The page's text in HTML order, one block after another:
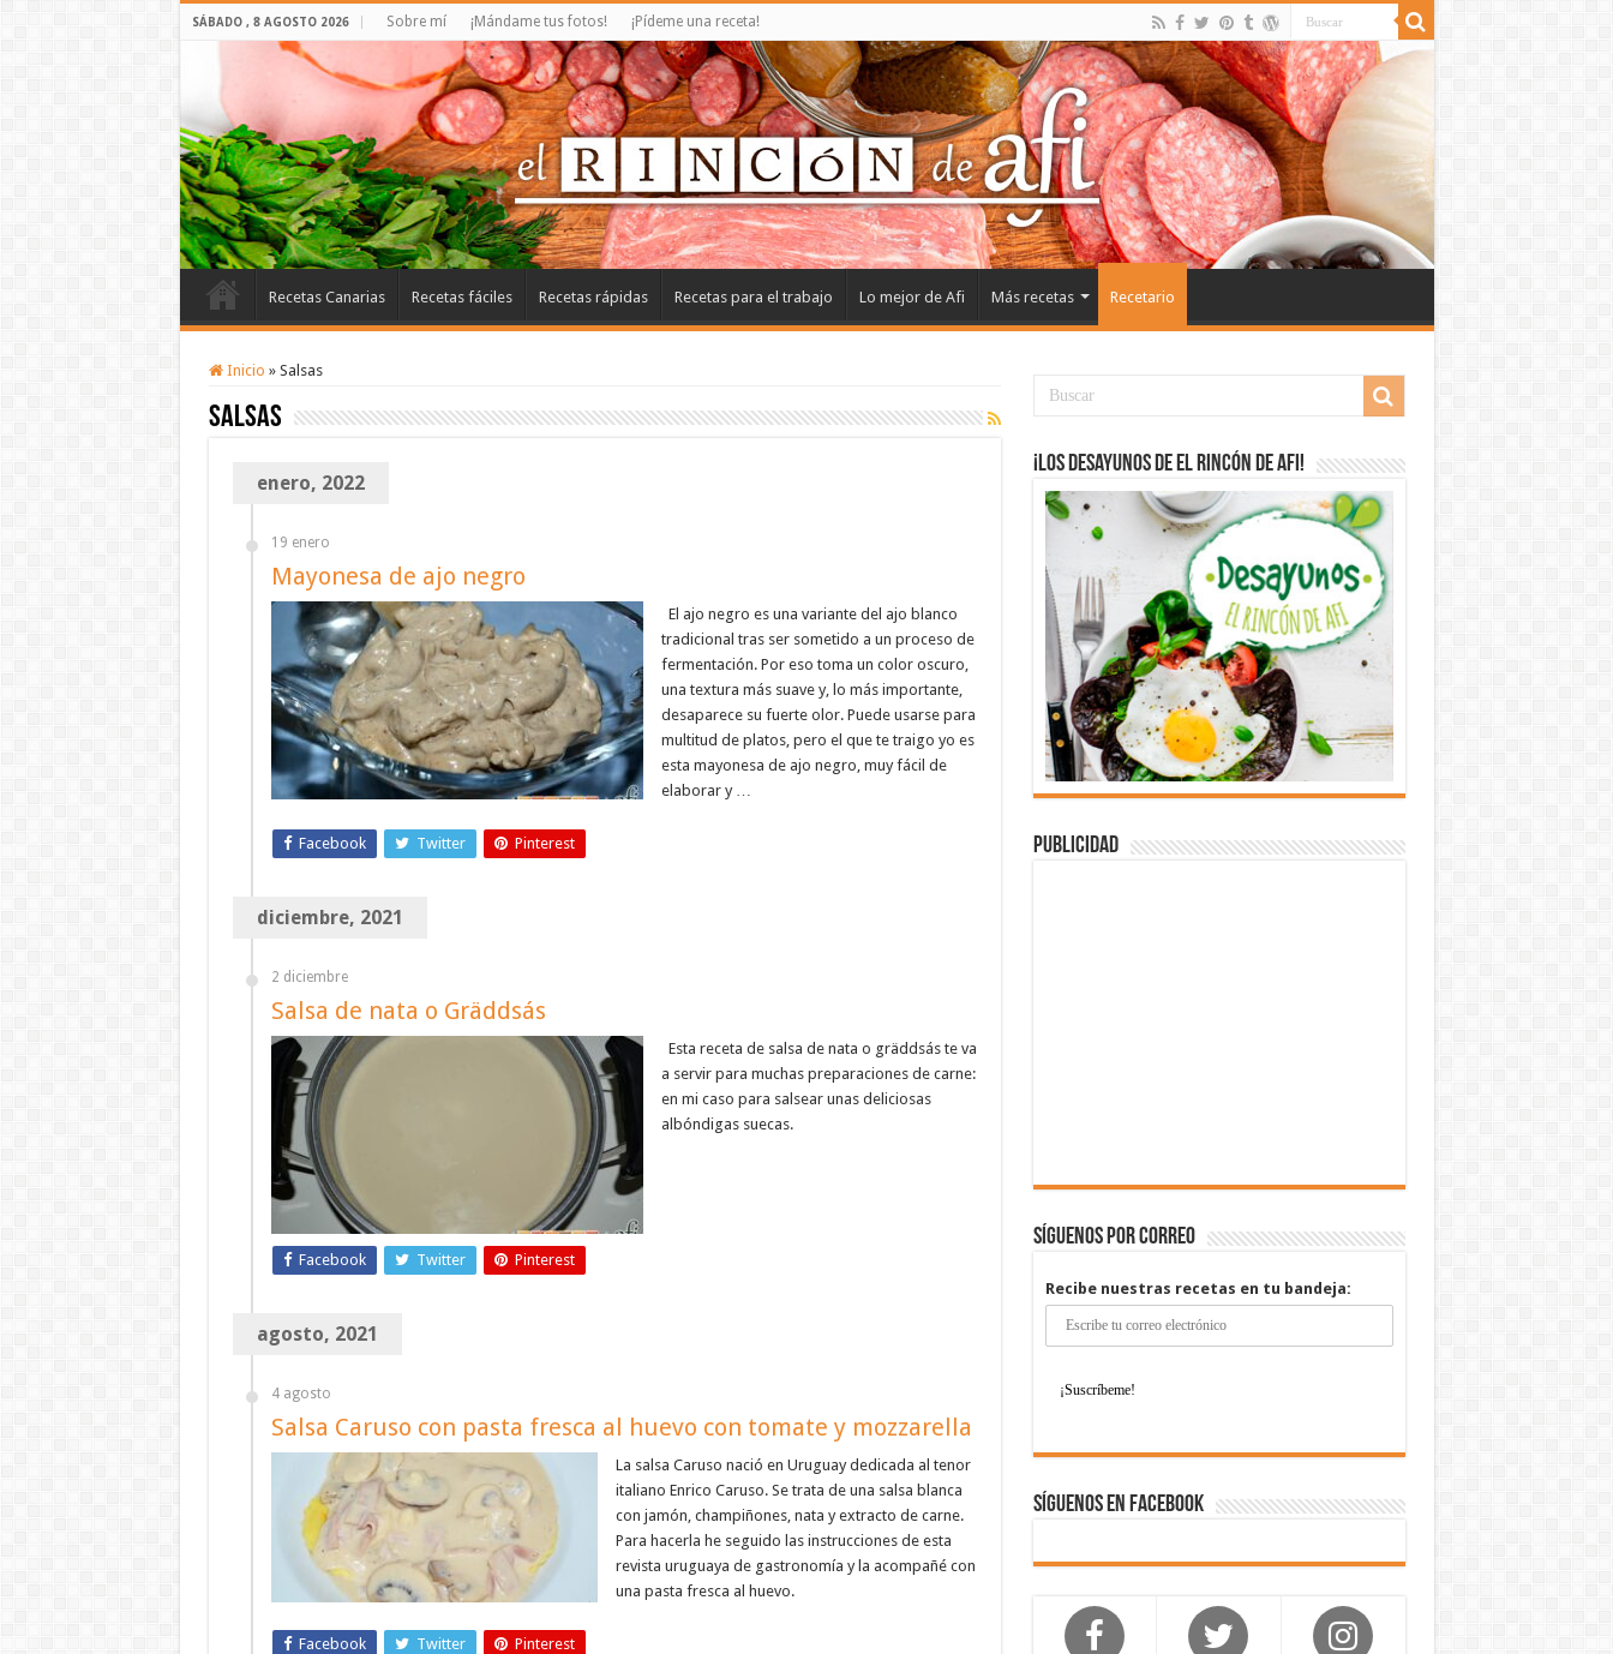
SÁBADO , 8 AGOSTO 2026 Sobre mí ¡Mándame tus fotos! ¡Pídeme una receta!
Recetas Canarias Recetas fáciles Recetas rápidas Recetas para el trabajo Lo mejor de Afi Más recetas Recetario
Inicio » Salsas
Salsas
enero, 2022
19 enero
Mayonesa de ajo negro
El ajo negro es una variante del ajo blanco
tradicional tras ser sometido a un proceso de
fermentación. Por eso toma un color oscuro,
una textura más suave y, lo más importante,
desaparece su fuerte olor. Puede usarse para
multitud de platos, pero el que te traigo yo es
esta mayonesa de ajo negro, muy fácil de
elaborar y …
Facebook Twitter Pinterest
diciembre, 2021
2 diciembre
Salsa de nata o Gräddsás
Esta receta de salsa de nata o gräddsás te va
a servir para muchas preparaciones de carne:
en mi caso para salsear unas deliciosas
albóndigas suecas.
Facebook Twitter Pinterest
agosto, 2021
4 agosto
Salsa Caruso con pasta fresca al huevo con tomate y mozzarella
La salsa Caruso nació en Uruguay dedicada al tenor
italiano Enrico Caruso. Se trata de una salsa blanca
con jamón, champiñones, nata y extracto de carne.
Para hacerla he seguido las instrucciones de esta
revista uruguaya de gastronomía y la acompañé con
una pasta fresca al huevo.
Facebook Twitter Pinterest
¡Los desayunos de El Rincón de Afi!
Publicidad
Síguenos por correo
Recibe nuestras recetas en tu bandeja:
Síguenos en Facebook